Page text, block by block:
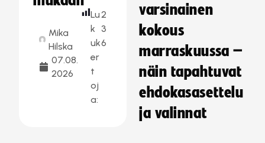
Mika
Hilska
07.08.
2026
Lu
k
uk
er
t
oj
a:
2
3
6
varsinainen
kokous
marraskuussa –
näin tapahtuvat
ehdokasasettelu
ja valinnat